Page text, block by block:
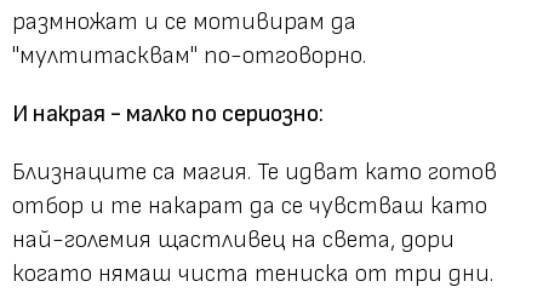
размножат и се мотивирам да
"мултитасквам" по-отговорно.
И накрая - малко по сериозно:
Близнаците са магия. Те идват като готов
отбор и те накарат да се чувстваш като
най-големия щастливец на света, дори
когато нямаш чиста тениска от три дни.